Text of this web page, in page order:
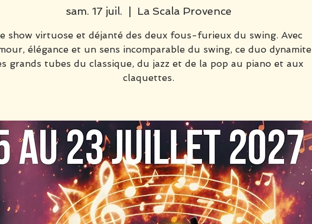
sam. 17 juil. La Scala Provence
show virtuose et déjanté des deux fous-furieux du swing. Avec
élégance et un sens incomparable du swing, ce duo dynamite
grands tubes du classique, du jazz et de la pop au piano et aux
claquettes.